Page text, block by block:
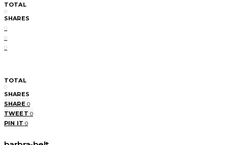
TOTAL
0
SHARES
0
0
0
TOTAL
0
SHARES
SHARE 0
TWEET 0
PIN IT 0